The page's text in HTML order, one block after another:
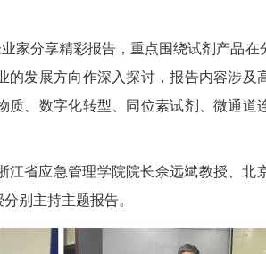
家分享精彩报告，重点围绕试剂产品在
发展方向作深入探讨，报告内容涉及
、数字化转型、同位素试剂、微通道
江省应急管理学院院长佘远斌教授、北
别主持主题报告。